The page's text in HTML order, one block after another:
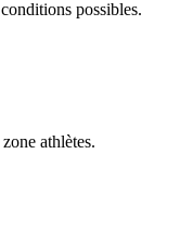
possibles.
athlètes.